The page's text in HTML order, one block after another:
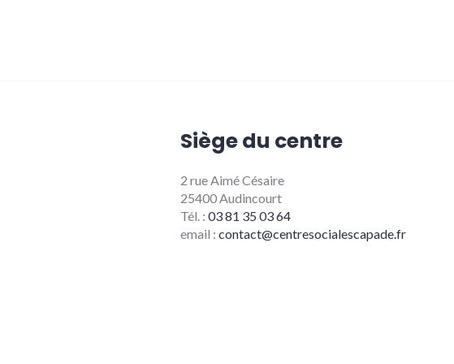
Siège du centre
2 rue Aimé Césaire
25400 Audincourt
Tél. : 03 81 35 03 64
email : contact@centresocialescapade.fr